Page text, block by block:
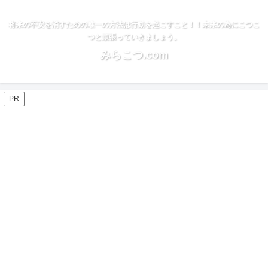
将来の不安を消すための唯一の方法は行動を起こすこと！！未来の為にこつこ
つと頑張っていきましょう。
みらこつ.com
PR